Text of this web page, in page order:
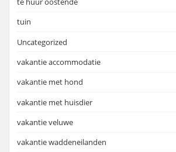
tuin
Uncategorized
vakantie accommodatie
vakantie met hond
vakantie met huisdier
vakantie veluwe
vakantie waddeneilanden